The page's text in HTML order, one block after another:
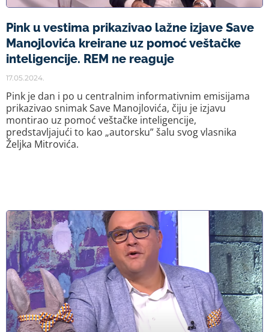
Pink u vestima prikazivao lažne izjave Save
Manojlovića kreirane uz pomoć veštačke
inteligencije. REM ne reaguje
17.05.2024.
Pink je dan i po u centralnim informativnim emisijama
prikazivao snimak Save Manojlovića, čiju je izjavu
montirao uz pomoć veštačke inteligencije,
predstavljajući to kao „autorsku” šalu svog vlasnika
Željka Mitrovića.